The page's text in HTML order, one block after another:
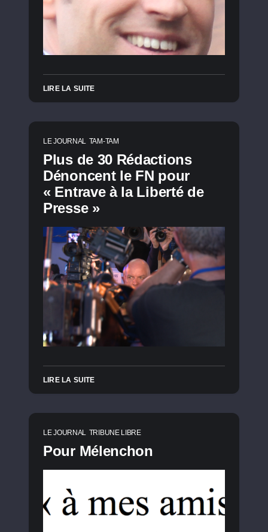
LIRE LA SUITE
LE JOURNAL TAM-TAM
Plus de 30 Rédactions
Dénoncent le FN pour
« Entrave à la Liberté de
Presse »
LIRE LA SUITE
LE JOURNAL TRIBUNE LIBRE
Pour Mélenchon